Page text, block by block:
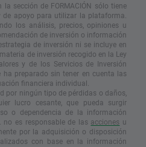
sección de FORMACIÓN sólo tiene
apoyo para utilizar la plataforma.
los análisis, precios, opiniones u
de inversión o información
de inversión ni se incluye en
de inversión recogido en la Ley
y de los Servicios de Inversión
preparado sin tener en cuenta las
financiera individual.
por ningún tipo de pérdidas o daños,
lucro cesante, que pueda surgir
o dependencia de la información
no es responsable de las acciones u
por la adquisición o disposición
con base en la información